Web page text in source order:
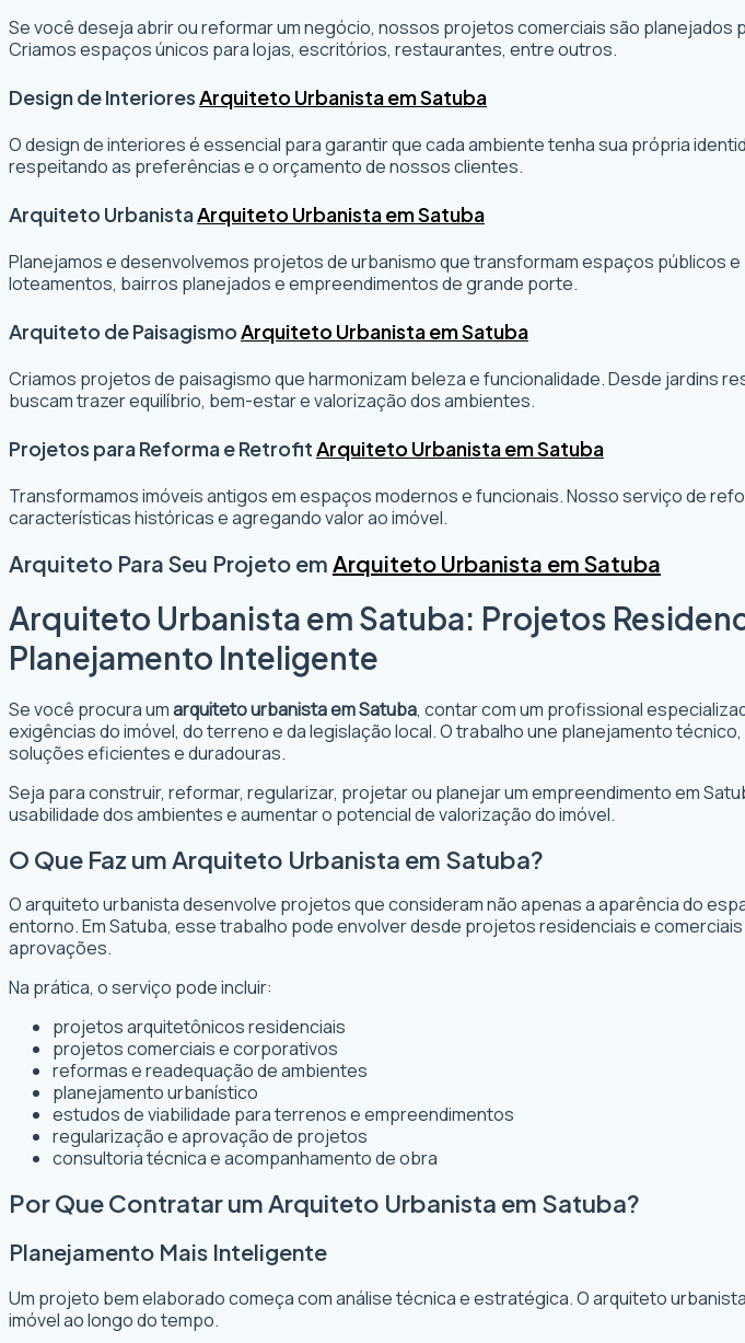
Se você deseja abrir ou reformar um negócio, nossos projetos comerciais são planejados
Criamos espaços únicos para lojas, escritórios, restaurantes, entre outros.
Design de InterioresArquiteto Urbanista em Satuba
O design de interiores é essencial para garantir que cada ambiente tenha sua própria
respeitando as preferências e o orçamento de nossos clientes.
Arquiteto UrbanistaArquiteto Urbanista em Satuba
Planejamos e desenvolvemos projetos de urbanismo que transformam espaços públicos
loteamentos, bairros planejados e empreendimentos de grande porte.
Arquiteto de PaisagismoArquiteto Urbanista em Satuba
Criamos projetos de paisagismo que harmonizam beleza e funcionalidade. Desde
buscam trazer equilíbrio, bem-estar e valorização dos ambientes.
Projetos para Reforma e RetrofitArquiteto Urbanista em Satuba
Transformamos imóveis antigos em espaços modernos e funcionais. Nosso serviço de
características históricas e agregando valor ao imóvel.
Arquiteto Para Seu Projeto em Arquiteto Urbanista em Satuba
Arquiteto Urbanista em Satuba: Projetos
Planejamento Inteligente
Se você procura umarquiteto urbanista em Satuba, contar com um profissional
exigências do imóvel, do terreno e da legislação local. O trabalho une planejamento
soluções eficientes e duradouras.
Seja para construir, reformar, regularizar, projetar ou planejar um empreendimento em
usabilidade dos ambientes e aumentar o potencial de valorização do imóvel.
O Que Faz um Arquiteto Urbanista em Satuba?
O arquiteto urbanista desenvolve projetos que consideram não apenas a aparência do
entorno. Em Satuba, esse trabalho pode envolver desde projetos residenciais e
aprovações.
Na prática, o serviço pode incluir:
projetos arquitetônicos residenciais
projetos comerciais e corporativos
reformas e readequação de ambientes
planejamento urbanístico
estudos de viabilidade para terrenos e empreendimentos
regularização e aprovação de projetos
consultoria técnica e acompanhamento de obra
Por Que Contratar um Arquiteto Urbanista em Satuba?
Planejamento Mais Inteligente
Um projeto bem elaborado começa com análise técnica e estratégica. O arquiteto
imóvel ao longo do tempo.